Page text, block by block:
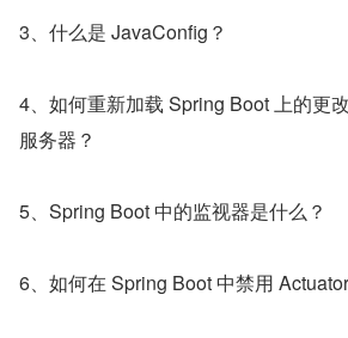
3、什么是 JavaConfig？
4、如何重新加载 Spring Boot 上的更
服务器？
5、Spring Boot 中的监视器是什么？
6、如何在 Spring Boot 中禁用